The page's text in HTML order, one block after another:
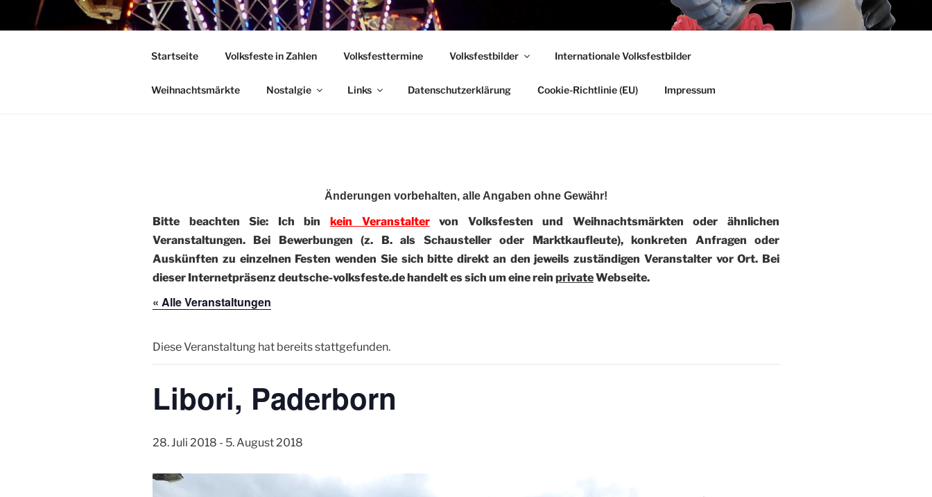
DEUTSCHE VOLKSFESTE
Startseite Volksfeste in Zahlen Volksfesttermine Volksfestbilder Internationale Volksfestbilder
Weihnachtsmärkte Nostalgie Links Datenschutzerklärung Cookie-Richtlinie (EU) Impressum
Änderungen vorbehalten, alle Angaben ohne Gewähr!
Bitte beachten Sie: Ich bin kein Veranstaltervon Volksfesten und Weihnachtsmärkten oder ähnlichen
Veranstaltungen. Bei Bewerbungen (z. B. als Schausteller oder Marktkaufleute), konkreten Anfragen oder
Auskünften zu einzelnen Festen wenden Sie sich bitte direkt an den jeweils zuständigen Veranstalter vor Ort. Bei
dieser Internetpräsenz deutsche-volksfeste.de handelt es sich um eine rein privateWebseite.
« Alle Veranstaltungen
Diese Veranstaltung hat bereits stattgefunden.
Libori, Paderborn
28. Juli 2018 - 5. August 2018